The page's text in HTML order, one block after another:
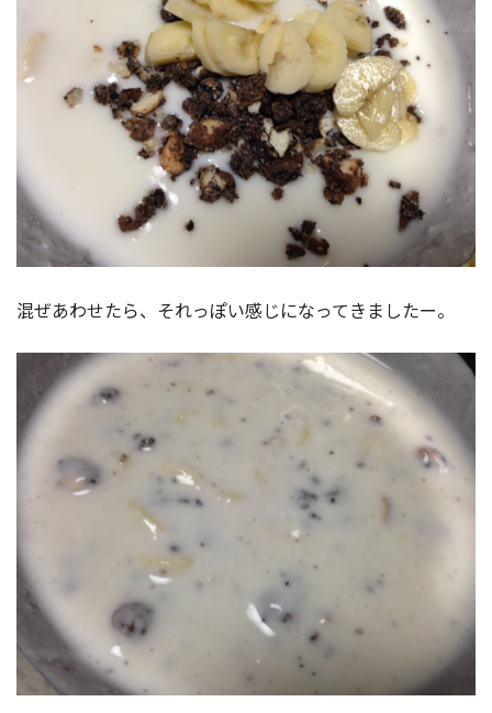
混ぜあわせたら、それっぽい感じになってきましたー。